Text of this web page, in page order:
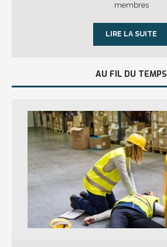
membres
LIRE LA SUITE
AU FIL DU TEMPS